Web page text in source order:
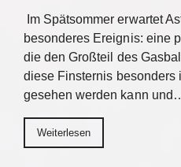
Im Spätsommer erwartet
besonderes Ereignis: eine
die den Großteil des
diese Finsternis besonders
gesehen werden kann
Weiterlesen